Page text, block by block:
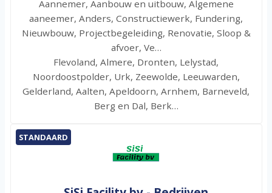
Aannemer, Aanbouw en uitbouw, Algemene
aaneemer, Anders, Constructiewerk, Fundering,
Nieuwbouw, Projectbegeleiding, Renovatie, Sloop &
afvoer, Ve…
Flevoland, Almere, Dronten, Lelystad,
Noordoostpolder, Urk, Zeewolde, Leeuwarden,
Gelderland, Aalten, Apeldoorn, Arnhem, Barneveld,
Berg en Dal, Berk…
STANDAARD